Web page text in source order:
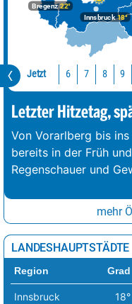
Bregenz22°
Innsbruck18°
Jetzt 6 7 8 9
Letzter Hitzetag,
Von Vorarlberg bis
bereits in der Früh
Regenschauer und
mehr
LANDESHAUPTSTÄDTE
Region Grad
Innsbruck 18°